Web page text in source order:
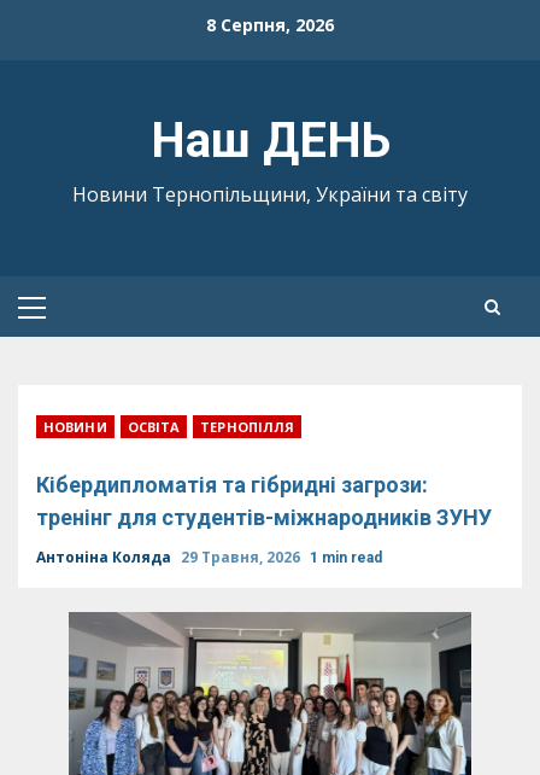
8 Серпня, 2026
Наш ДЕНЬ
Новини Тернопільщини, України та світу
Primary
НОВИНИ ОСВІТА ТЕРНОПІЛЛЯ
Кібердипломатія та гібридні загрози:
тренінг для студентів-міжнародників ЗУНУ
Антоніна Коляда 29 Травня, 2026 1 min read